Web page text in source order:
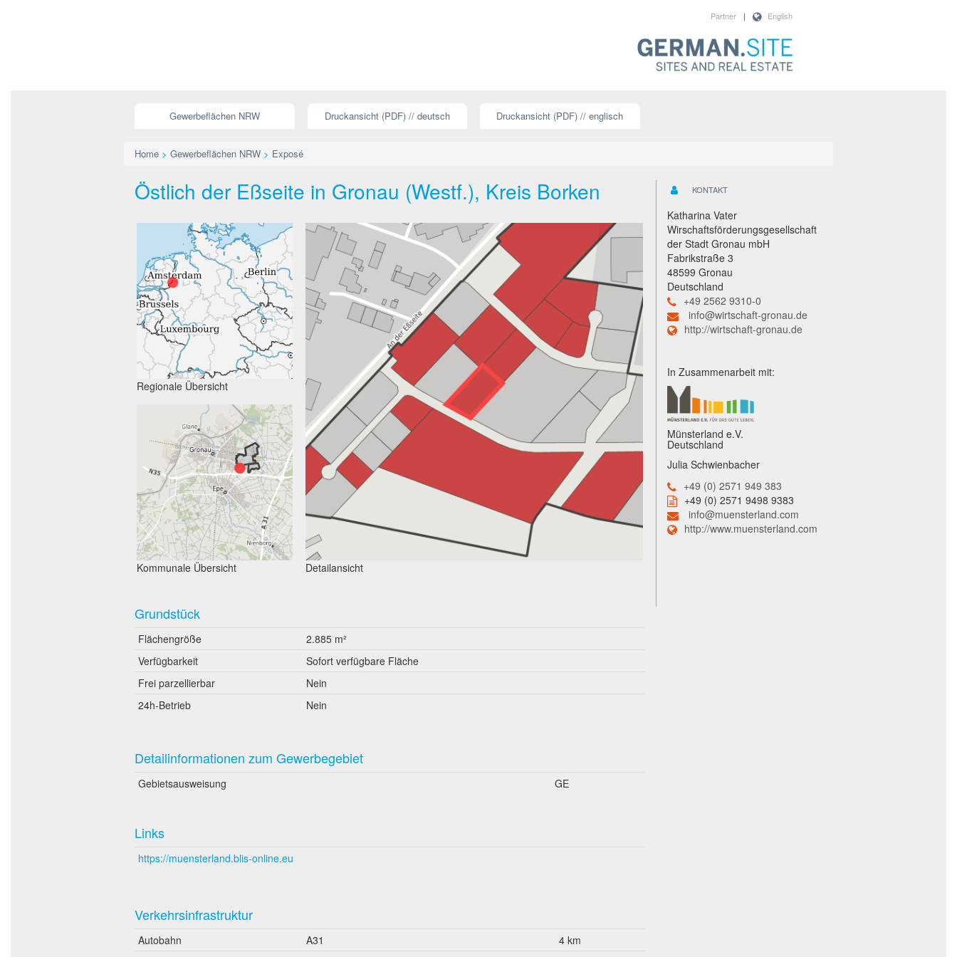
English
|
Partner
Gewerbeflächen NRW Druckansicht (PDF) // deutsch Druckansicht (PDF) // englisch
Home > Gewerbeflächen NRW > Exposé
Östlich der Eßseite in Gronau (Westf.), Kreis Borken
Regionale Übersicht
Kommunale Übersicht Detailansicht
Grundstück
Flächengröße
2.885 m²
Verfügbarkeit
Sofort verfügbare Fläche
Frei parzellierbar
Nein
24h-Betrieb
Nein
Detailinformationen zum Gewerbegebiet
Gebietsausweisung GE
Links
https://muensterland.blis-online.eu
Verkehrsinfrastruktur
Autobahn A31
4 km
KONTAKT
Katharina Vater
Wirschaftsförderungsgesellschaft
der Stadt Gronau mbH
Fabrikstraße 3
48599 Gronau
Deutschland
+49 2562 9310-0
info@wirtschaft-gronau.de
http://wirtschaft-gronau.de
In Zusammenarbeit mit:
Münsterland e.V.
Deutschland
Julia Schwienbacher
+49 (0) 2571 949 383
+49 (0) 2571 9498 9383
info@muensterland.com
http://www.muensterland.com